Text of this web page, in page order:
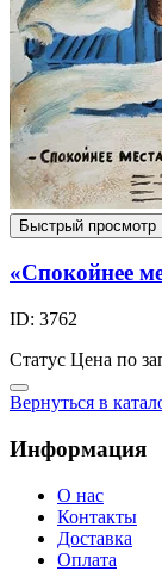
Быстрый просмотр
«Спокойнее
ID: 3762
Статус Цена по
Вернуться в
Информация
О нас
Контакты
Доставка
Оплата